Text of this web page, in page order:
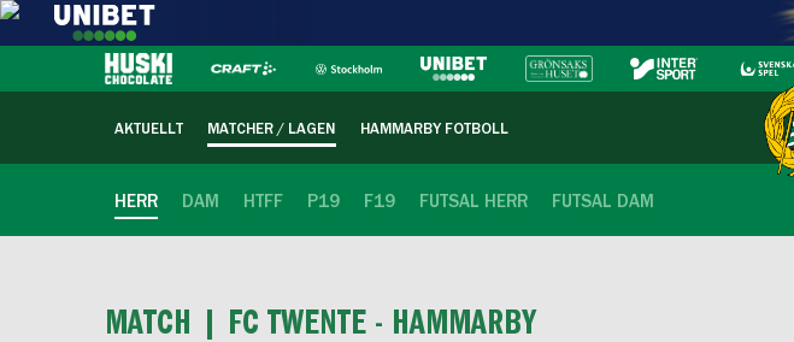
AKTUELLT MATCHER / LAGEN HAMMARBY FOTBOLL
HERR DAM HTFF P19 F19 FUTSAL HERR FUTSAL DAM
MATCH | FC TWENTE - HAMMARBY